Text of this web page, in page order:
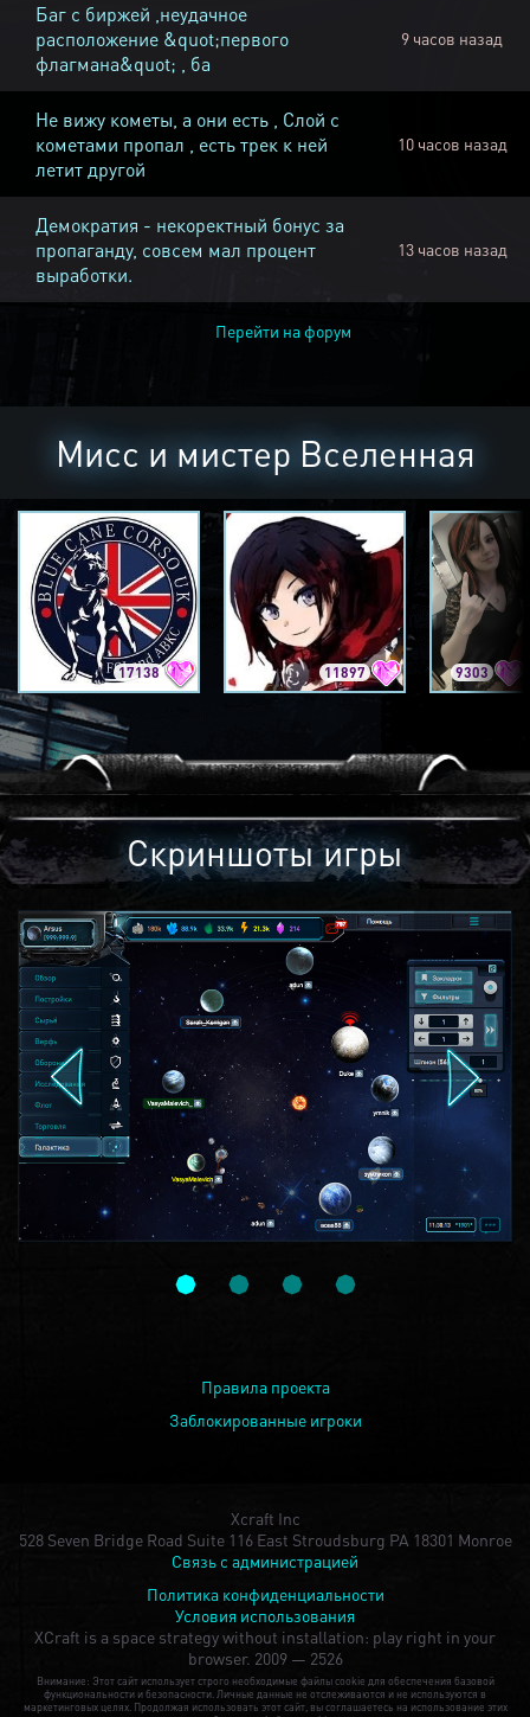
Баг с биржей ,неудачное
расположение &quot;первого
флагмана&quot; , ба
9 часов назад
Не вижу кометы, а они есть , Слой с
кометами пропал , есть трек к ней
летит другой
10 часов назад
Демократия - некоректный бонус за
пропаганду, совсем мал процент
выработки.
13 часов назад
Перейти на форум
Мисс и мистер Вселенная
17138 11897 9303
Скриншоты игры
Правила проекта
Заблокированные игроки
Xcraft Inc
528 Seven Bridge Road Suite 116 East Stroudsburg PA 18301 Monroe
Связь с администрацией
Политика конфиденциальности
Условия использования
XCraft is a space strategy without installation: play right in your
browser. 2009 — 2526
Внимание: Этот сайт использует строго необходимые файлы cookie для обеспечения базовой
функциональности и безопасности. Личные данные не отслеживаются и не используются в
маркетинговых целях. Продолжая использовать этот сайт, вы соглашаетесь на использование этих